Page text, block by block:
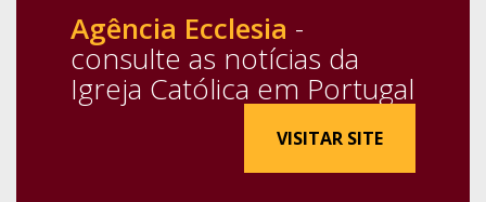
Agência Ecclesia -
consulte as notícias da
Igreja Católica em Portugal
VISITAR SITE